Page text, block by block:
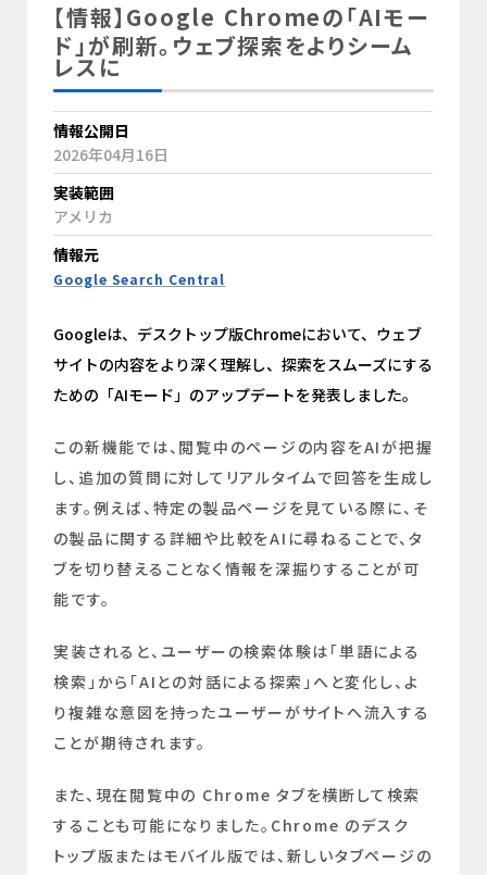
【情報】Google Chromeの「AIモー
ド」が刷新。ウェブ探索をよりシーム
レスに
情報公開日
2026年04月16日
実装範囲
アメリカ
情報元
Google Search Central
Googleは、デスクトップ版Chromeにおいて、ウェブ
サイトの内容をより深く理解し、探索をスムーズにする
ための「AIモード」のアップデートを発表しました。
この新機能では、閲覧中のページの内容をAIが把握
し、追加の質問に対してリアルタイムで回答を生成し
ます。例えば、特定の製品ページを見ている際に、そ
の製品に関する詳細や比較をAIに尋ねることで、タ
ブを切り替えることなく情報を深掘りすることが可
能です。
実装されると、ユーザーの検索体験は「単語による
検索」から「AIとの対話による探索」へと変化し、よ
り複雑な意図を持ったユーザーがサイトへ流入する
ことが期待されます。
また、現在閲覧中の Chrome タブを横断して検索
することも可能になりました。Chrome のデスク
トップ版またはモバイル版では、新しいタブページの